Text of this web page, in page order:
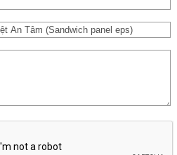
Nóng An Tâm